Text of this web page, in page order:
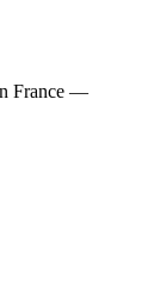
France —